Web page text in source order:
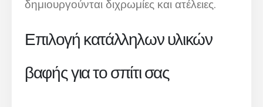
δημιουργούνται διχρωμίες και ατέλειες.
Επιλογή κατάλληλων υλικών
βαφής για το σπίτι σας